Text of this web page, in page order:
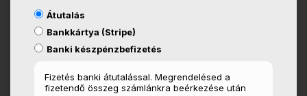
Átutalás
Bankkártya (Stripe)
Banki készpénzbefizetés
Fizetés banki átutalással. Megrendelésed a
fizetendő összeg számlánkra beérkezése után